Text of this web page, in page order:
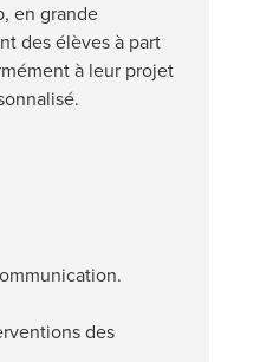
en grande
des élèves à part
à leur projet
des